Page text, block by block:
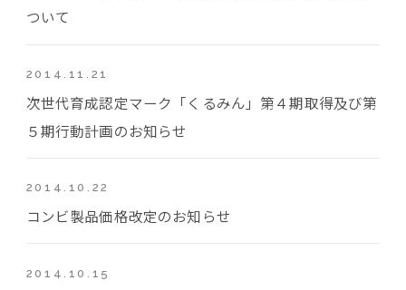
ついて
2014.11.21
次世代育成認定マーク「くるみん」第４期取得及び第
５期行動計画のお知らせ
2014.10.22
コンビ製品価格改定のお知らせ
2014.10.15